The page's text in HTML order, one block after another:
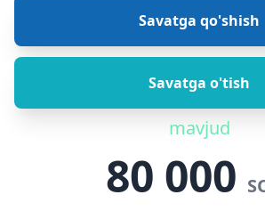
Savatga qo'shish
Savatga o'tish
mavjud
80 000